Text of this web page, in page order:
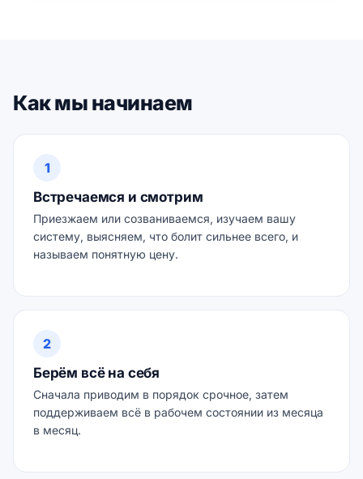
Как мы начинаем
1
Встречаемся и смотрим
Приезжаем или созваниваемся, изучаем вашу
систему, выясняем, что болит сильнее всего, и
называем понятную цену.
2
Берём всё на себя
Сначала приводим в порядок срочное, затем
поддерживаем всё в рабочем состоянии из месяца
в месяц.